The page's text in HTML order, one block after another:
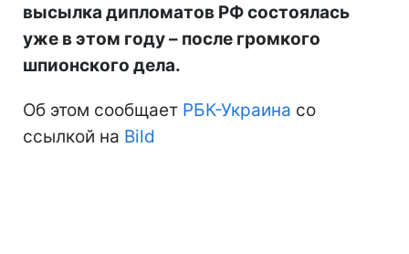
высылка дипломатов РФ состоялась
уже в этом году – после громкого
шпионского дела.
Об этом сообщает РБК-Украина со
ссылкой на Bild